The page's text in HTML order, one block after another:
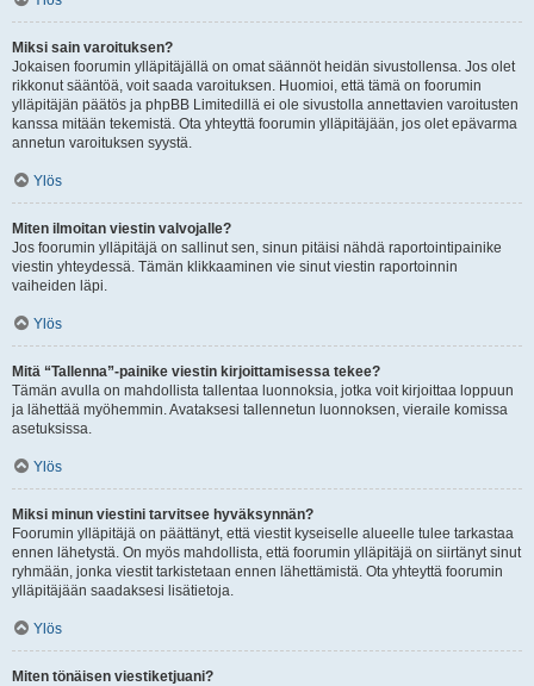
Miksi sain varoituksen?
Jokaisen foorumin ylläpitäjällä on omat säännöt heidän sivustollensa. Jos olet
rikkonut sääntöä, voit saada varoituksen. Huomioi, että tämä on foorumin
ylläpitäjän päätös ja phpBB Limitedillä ei ole sivustolla annettavien varoitusten
kanssa mitään tekemistä. Ota yhteyttä foorumin ylläpitäjään, jos olet epävarma
annetun varoituksen syystä.
Ylös
Miten ilmoitan viestin valvojalle?
Jos foorumin ylläpitäjä on sallinut sen, sinun pitäisi nähdä raportointipainike
viestin yhteydessä. Tämän klikkaaminen vie sinut viestin raportoinnin
vaiheiden läpi.
Ylös
Mitä “Tallenna”-painike viestin kirjoittamisessa tekee?
Tämän avulla on mahdollista tallentaa luonnoksia, jotka voit kirjoittaa loppuun
ja lähettää myöhemmin. Avataksesi tallennetun luonnoksen, vieraile komissa
asetuksissa.
Ylös
Miksi minun viestini tarvitsee hyväksynnän?
Foorumin ylläpitäjä on päättänyt, että viestit kyseiselle alueelle tulee tarkastaa
ennen lähetystä. On myös mahdollista, että foorumin ylläpitäjä on siirtänyt sinut
ryhmään, jonka viestit tarkistetaan ennen lähettämistä. Ota yhteyttä foorumin
ylläpitäjään saadaksesi lisätietoja.
Ylös
Miten tönäisen viestiketjuani?